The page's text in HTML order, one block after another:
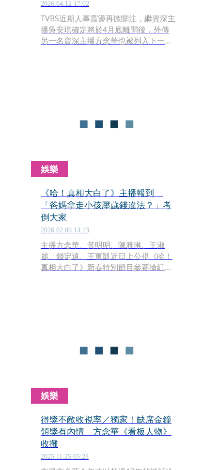
2026.04.12 17:02
TVBS近期人事震盪再掀關注，繼資深主
播吳安琪確定將於4月底離開後，外傳
另一名資深主播方念華也被列入下一波
娛樂
《哈！真相大白了》主播報到
「爸媽拿走小孩壓歲錢違法？」考
倒大家
2026.02.09 14:13
主播方念華、黃明明、陳雅琳、王淑
麗、錢定遠、王軍凱近日上公視《哈！
真相大白了》新春特別節目參賽搶紅
錢定遠聽了傻笑，但他也提到上這節目
「比我在去年美國職棒季後賽播了18局
娛樂
得獎不敵收視率／獨家！缺席金鐘
領獎有內情 方念華《看板人物》
收攤
2025.11.25 05:28